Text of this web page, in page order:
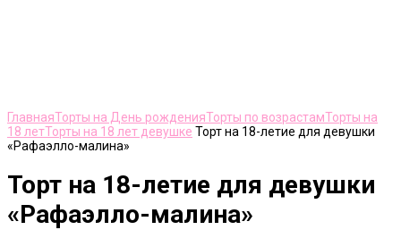
ГлавнаяТорты на День рожденияТорты по возрастамТорты на
18 летТорты на 18 лет девушке Торт на 18-летие для девушки
«Рафаэлло-малина»
Торт на 18-летие для девушки
«Рафаэлло-малина»